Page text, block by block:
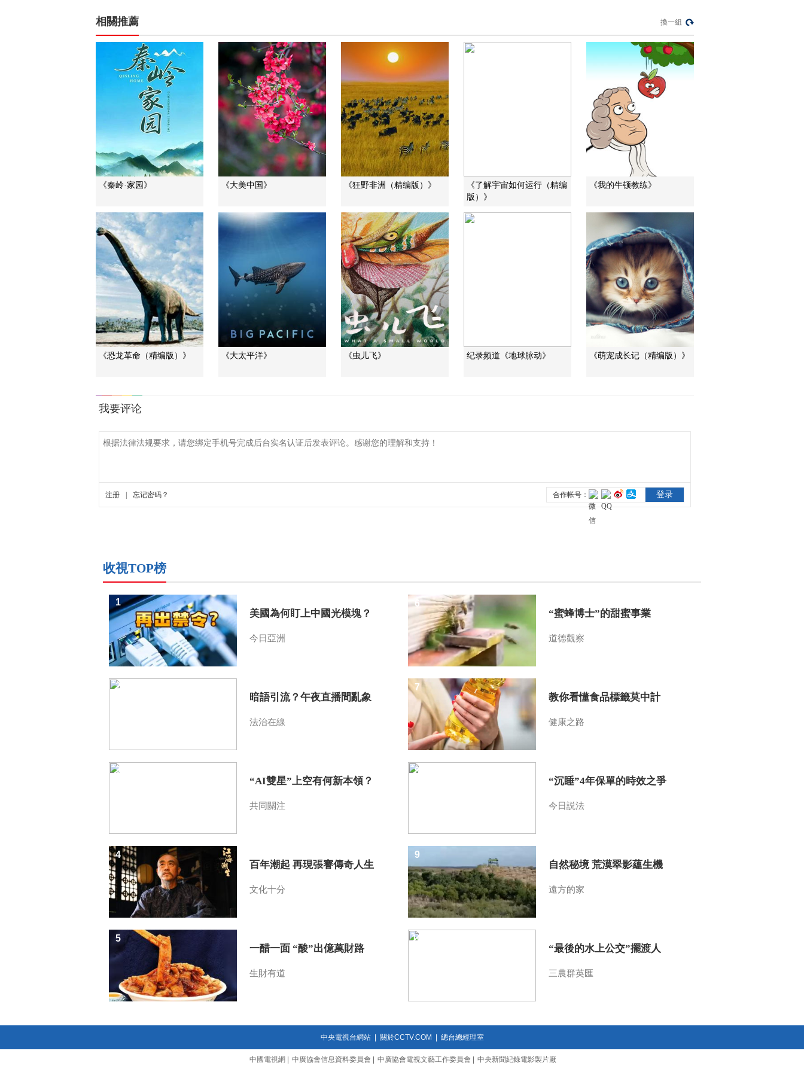
道德觀察
教你看懂食品標籤莫
中計
相關推薦 換一組
《秦岭·家园》 《大美中国》 《狂野非洲（精编版）》
《了解宇宙如何运行（精编
版）》
《我的牛顿教练》
《恐龙革命（精编版）》 《大太平洋》 《虫儿飞》 纪录频道《地球脉动》 《萌宠成长记（精编版）》
收視TOP榜
美國為何盯上中國光模塊？
今日亞洲
1
暗語引流？午夜直播間亂象
法治在線
2
“AI雙星”上空有何新本領？
共同關注
3
百年潮起 再現張謇傳奇人生
文化十分
4
一醋一面 “酸”出億萬財路
生財有道
5
“蜜蜂博士”的甜蜜事業
道德觀察
6
教你看懂食品標籤莫中計
健康之路
7
“沉睡”4年保單的時效之爭
今日説法
8
自然秘境 荒漠翠影蘊生機
遠方的家
9
“最後的水上公交”擺渡人
三農群英匯
10
中央電視台網站| 關於CCTV.COM 總台總經理室
中國電視網 中廣協會信息資料委員會 中廣協會電視文藝工作委員會 中央新聞紀錄電影製片廠